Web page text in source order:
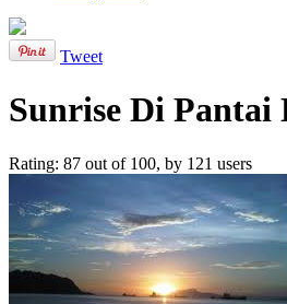
Tweet
Sunrise Di Pantai
Rating: 87 out of 100, by 121 users